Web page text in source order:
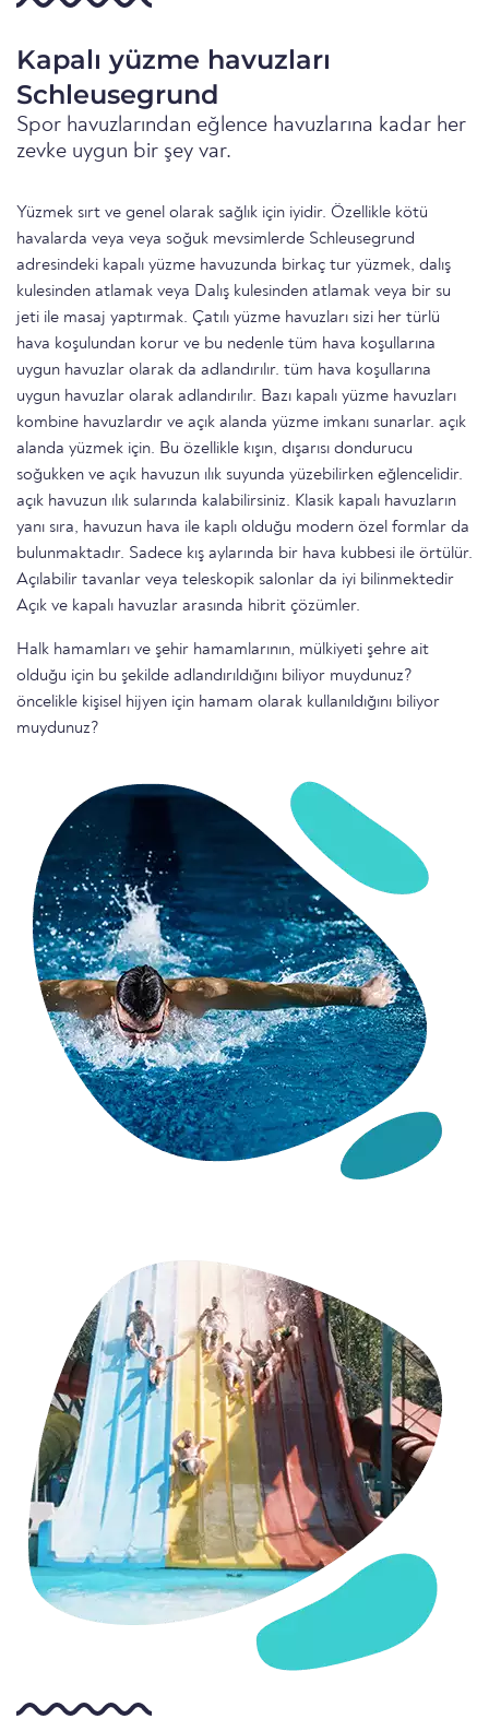
Kapalı yüzme havuzları
Schleusegrund
Spor havuzlarından eğlence havuzlarına kadar her
zevke uygun bir şey var.
Yüzmek sırt ve genel olarak sağlık için iyidir. Özellikle kötü
havalarda veya veya soğuk mevsimlerde Schleusegrund
adresindeki kapalı yüzme havuzunda birkaç tur yüzmek, dalış
kulesinden atlamak veya Dalış kulesinden atlamak veya bir su
jeti ile masaj yaptırmak. Çatılı yüzme havuzları sizi her türlü
hava koşulundan korur ve bu nedenle tüm hava koşullarına
uygun havuzlar olarak da adlandırılır. tüm hava koşullarına
uygun havuzlar olarak adlandırılır. Bazı kapalı yüzme havuzları
kombine havuzlardır ve açık alanda yüzme imkanı sunarlar. açık
alanda yüzmek için. Bu özellikle kışın, dışarısı dondurucu
soğukken ve açık havuzun ılık suyunda yüzebilirken eğlencelidir.
açık havuzun ılık sularında kalabilirsiniz. Klasik kapalı havuzların
yanı sıra, havuzun hava ile kaplı olduğu modern özel formlar da
bulunmaktadır. Sadece kış aylarında bir hava kubbesi ile örtülür.
Açılabilir tavanlar veya teleskopik salonlar da iyi bilinmektedir
Açık ve kapalı havuzlar arasında hibrit çözümler.
Halk hamamları ve şehir hamamlarının, mülkiyeti şehre ait
olduğu için bu şekilde adlandırıldığını biliyor muydunuz?
öncelikle kişisel hijyen için hamam olarak kullanıldığını biliyor
muydunuz?